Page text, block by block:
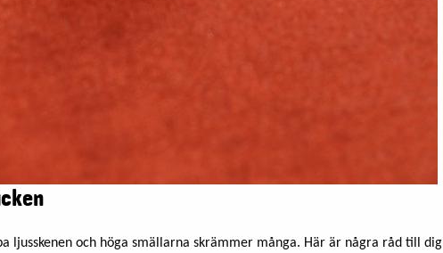
ljusskenen och höga smällarna skrämmer många. Här är några råd till dig